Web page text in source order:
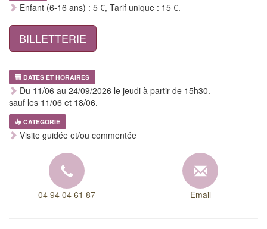
Enfant (6-16 ans) : 5 €, Tarif unique : 15 €.
BILLETTERIE
DATES ET HORAIRES
Du 11/06 au 24/09/2026 le jeudi à partir de 15h30.
sauf les 11/06 et 18/06.
CATEGORIE
Visite guidée et/ou commentée
04 94 04 61 87 Email